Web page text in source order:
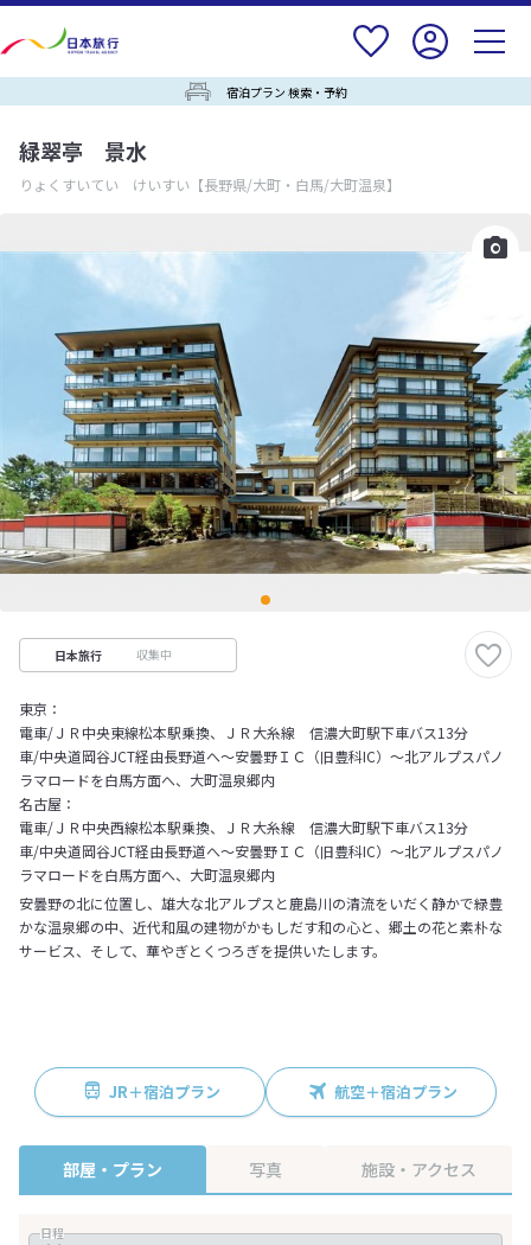
宿泊プラン 検索・予約
緑翠亭 景水
りょくすいてい けいすい 【長野県/大町・白馬/大町温泉】
日本旅行 収集中
東京：
電車/ＪＲ中央東線松本駅乗換、ＪＲ大糸線 信濃大町駅下車バス13分
車/中央道岡谷JCT経由長野道へ～安曇野ＩＣ（旧豊科IC）～北アルプスパノ
ラマロードを白馬方面へ、大町温泉郷内
名古屋：
電車/ＪＲ中央西線松本駅乗換、ＪＲ大糸線 信濃大町駅下車バス13分
車/中央道岡谷JCT経由長野道へ～安曇野ＩＣ（旧豊科IC）～北アルプスパノ
ラマロードを白馬方面へ、大町温泉郷内
安曇野の北に位置し、雄大な北アルプスと鹿島川の清流をいだく静かで緑豊
かな温泉郷の中、近代和風の建物がかもしだす和の心と、郷土の花と素朴な
サービス、そして、華やぎとくつろぎを提供いたします。
JR＋宿泊プラン 航空＋宿泊プラン
部屋・プラン 写真 施設・アクセス
日程